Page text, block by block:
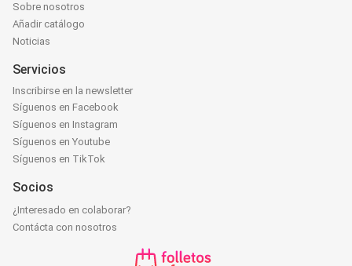
Sobre nosotros
Añadir catálogo
Noticias
Servicios
Inscribirse en la newsletter
Síguenos en Facebook
Síguenos en Instagram
Síguenos en Youtube
Síguenos en TikTok
Socios
¿Interesado en colaborar?
Contácta con nosotros